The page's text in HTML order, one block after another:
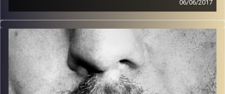
06/06/2017
זיפים, מוזיקה מחוספסת של הופעות חיות. הרבה ג'אם, רוק,
בלוז, bluegrass, ג'אז, Fאנק, פרוגרסיב ואפילו אלקטרוניקה.
כל מה שחי, אמיתי ונושם.
עם שמוליק רגב.
קרדיט תמונות: David Goehring